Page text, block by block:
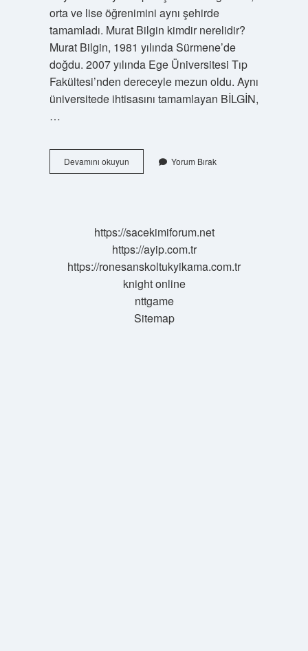
orta ve lise öğrenimini aynı şehirde
tamamladı. Murat Bilgin kimdir nerelidir?
Murat Bilgin, 1981 yılında Sürmene’de
doğdu. 2007 yılında Ege Üniversitesi Tıp
Fakültesi’nden dereceyle mezun oldu. Aynı
üniversitede ihtisasını tamamlayan BİLGİN,
…
Devamını okuyunMustafa
Bilgin
Yorum Bırak
https://sacekimiforum.net
https://ayip.com.tr
https://ronesanskoltukyikama.com.tr
knight online
nttgame
Sitemap